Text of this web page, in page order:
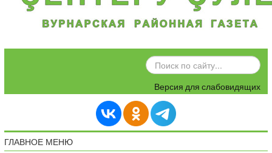
ИСКАТЬ...
Версия для слабовидящих
ГЛАВНОЕ МЕНЮ